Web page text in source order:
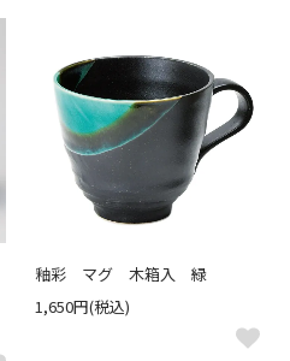
釉彩 マグ 木箱入 緑
1,650円(税込)